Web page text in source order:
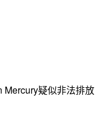
Mercury疑似非法排放